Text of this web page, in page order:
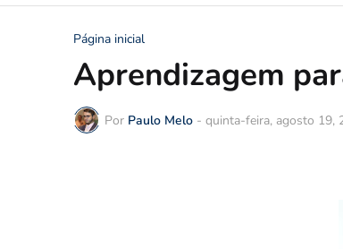
Página inicial
Aprendizagem
Por Paulo Melo - quinta-feira, agosto 19,